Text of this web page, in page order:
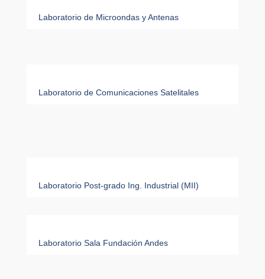
Laboratorio de Microondas y Antenas
Laboratorio de Comunicaciones Satelitales
Laboratorio Post-grado Ing. Industrial (MII)
Laboratorio Sala Fundación Andes